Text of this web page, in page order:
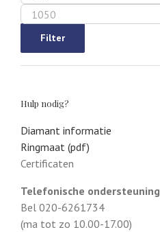
prijs
Max.
prijs
Filter
Hulp nodig?
Diamant informatie
Ringmaat (pdf)
Certificaten
Telefonische ondersteuning
Bel 020-6261734
(ma tot zo 10.00-17.00)